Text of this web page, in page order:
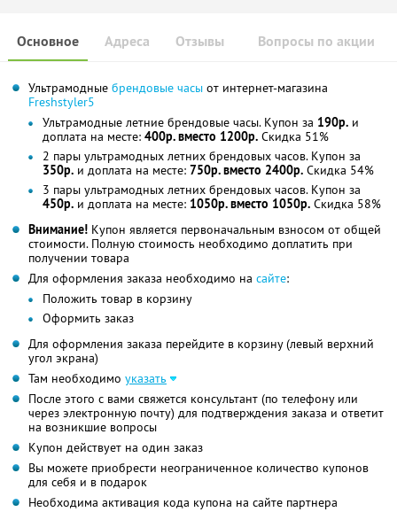
Основное Отзывы Вопросы по акции
Адреса
Ультрамодные брендовые часы от интернет-магазина
Freshstyler5
Ультрамодные летние брендовые часы. Купон за 190р. и
доплата на месте: 400р. вместо 1200р. Скидка 51%
2 пары ультрамодных летних брендовых часов. Купон за
350р. и доплата на месте: 750р. вместо 2400р. Скидка 54%
3 пары ультрамодных летних брендовых часов. Купон за
450р. и доплата на месте: 1050р. вместо 1050р. Скидка 58%
Внимание! Купон является первоначальным взносом от общей
стоимости. Полную стоимость необходимо доплатить при
получении товара
Для оформления заказа необходимо на сайте:
Положить товар в корзину
Оформить заказ
Для оформления заказа перейдите в корзину (левый верхний
угол экрана)
Там необходимо указать
После этого с вами свяжется консультант (по телефону или
через электронную почту) для подтверждения заказа и ответит
на возникшие вопросы
Купон действует на один заказ
Вы можете приобрести неограниченное количество купонов
для себя и в подарок
Необходима активация кода купона на сайте партнера